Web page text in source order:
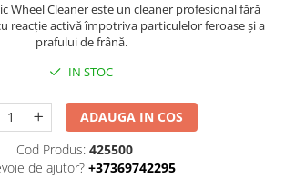
Wheel Cleaner este un cleaner profesional fără
reacție activă împotriva particulelor feroase și a
prafului de frână.
IN STOC
ADAUGA IN COS
Cod Produs: 425500
de ajutor? +37369742295